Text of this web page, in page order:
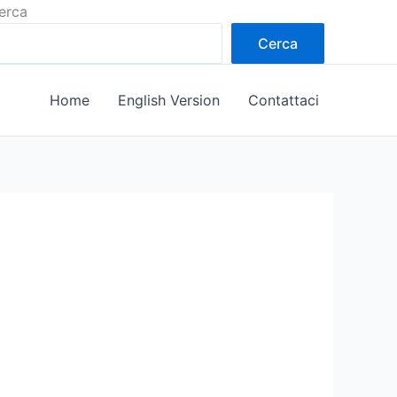
Cerca
Home English Version Contattaci